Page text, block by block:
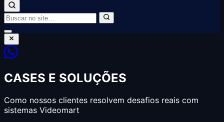
CASES E SOLUÇÕES
Como nossos clientes resolvem desafios reais com
sistemas Videomart